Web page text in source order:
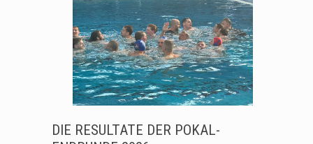
DIE RESULTATE DER POKAL-